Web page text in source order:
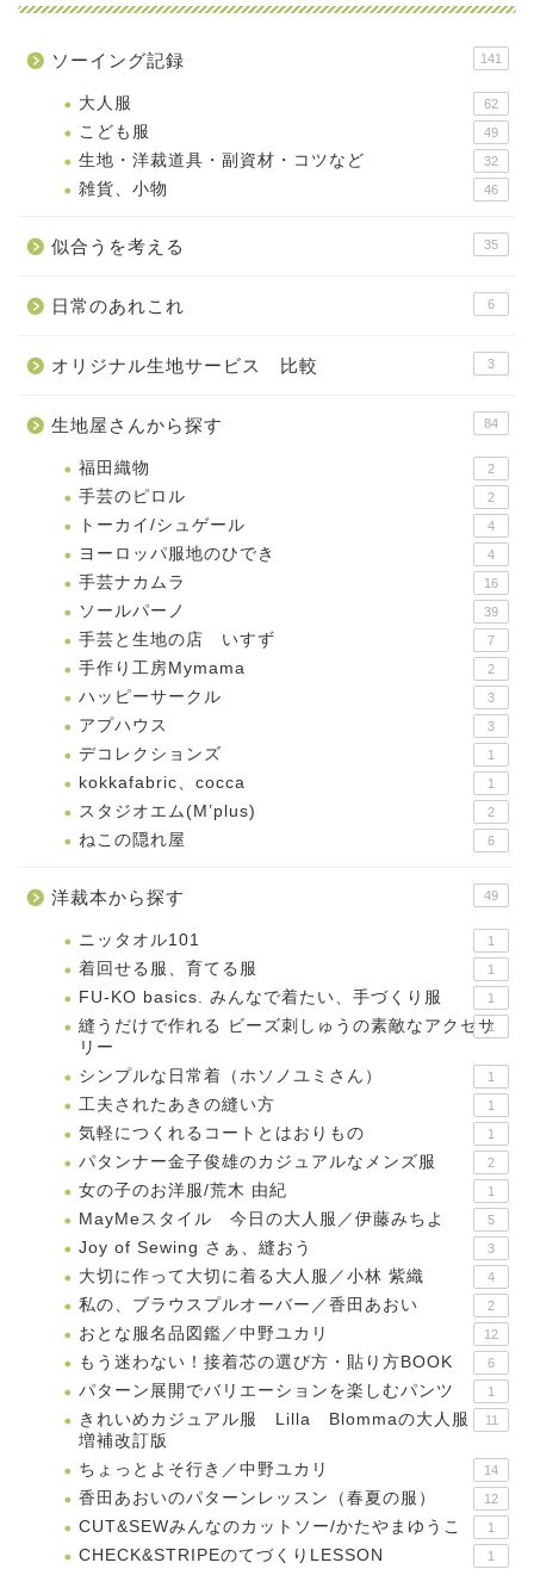
ソーイング記録 141
大人服 62
こども服 49
生地・洋裁道具・副資材・コツなど 32
雑貨、小物 46
似合うを考える 35
日常のあれこれ 6
オリジナル生地サービス 比較 3
生地屋さんから探す 84
福田織物 2
手芸のピロル 2
トーカイ/シュゲール 4
ヨーロッパ服地のひでき 4
手芸ナカムラ 16
ソールパーノ 39
手芸と生地の店 いすず 7
手作り工房Mymama 2
ハッピーサークル 3
アプハウス 3
デコレクションズ 1
kokkafabric、cocca 1
スタジオエム(M’plus) 2
ねこの隠れ屋 6
洋裁本から探す 49
ニッタオル101 1
着回せる服、育てる服 1
FU-KO basics. みんなで着たい、手づくり服 1
縫うだけで作れる ビーズ刺しゅうの素敵なアクセサ
リー
1
シンプルな日常着（ホソノユミさん） 1
工夫されたあきの縫い方 1
気軽につくれるコートとはおりもの 1
パタンナー金子俊雄のカジュアルなメンズ服 2
女の子のお洋服/荒木 由紀 1
MayMeスタイル 今日の大人服／伊藤みちよ 5
Joy of Sewing さぁ、縫おう 3
大切に作って大切に着る大人服／小林 紫織 4
私の、ブラウスプルオーバー／香田あおい 2
おとな服名品図鑑／中野ユカリ 12
もう迷わない！接着芯の選び方・貼り方BOOK 6
パターン展開でバリエーションを楽しむパンツ 1
きれいめカジュアル服 Lilla Blommaの大人服
増補改訂版
11
ちょっとよそ行き／中野ユカリ 14
香田あおいのパターンレッスン（春夏の服） 12
CUT&SEWみんなのカットソー/かたやまゆうこ 1
CHECK&STRIPEのてづくりLESSON 1